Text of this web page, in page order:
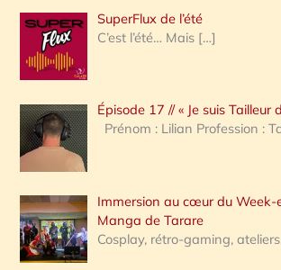
e
r
c
h
e
:
SuperFlux de l’été
C’est l’été… Mais […]
Épisode 17 // « Je suis Tailleur
Prénom : Lilian Profession :
Immersion au cœur du Week-
Manga de Tarare
Cosplay, rétro-gaming,